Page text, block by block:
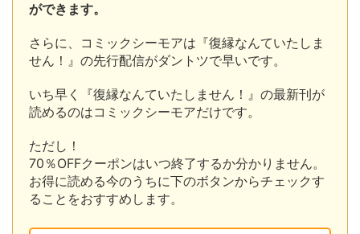
ができます。
さらに、コミックシーモアは『復縁なんていたしま
せん！』の先行配信がダントツで早いです。
いち早く『復縁なんていたしません！』の最新刊が
読めるのはコミックシーモアだけです。
ただし！
70％OFFクーポンはいつ終了するか分かりません。
お得に読める今のうちに下のボタンからチェックす
ることをおすすめします。